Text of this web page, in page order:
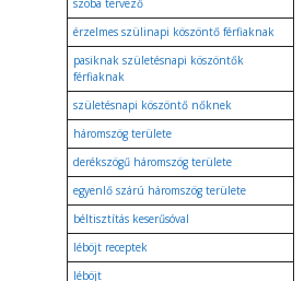
szoba tervező
érzelmes szülinapi köszöntő férfiaknak
pasiknak születésnapi köszöntők
férfiaknak
születésnapi köszöntő nőknek
háromszög területe
derékszögű háromszög területe
egyenlő szárú háromszög területe
béltisztítás keserűsóval
léböjt receptek
léböjt